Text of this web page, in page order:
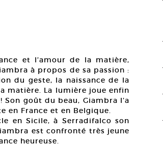
et l’amour de la matière,
à propos de sa passion :
du geste, la naissance de la
matière. La lumière joue enfin
goût du beau, Giambra l’a
en France et en Belgique.
en Sicile, à Serradifalco son
est confronté très jeune
heureuse.